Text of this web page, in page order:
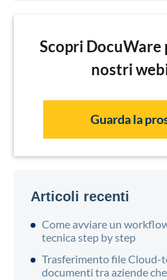
Scopri
nostri
Guarda la
Articoli recenti
Come avviare un
tecnica step by step
Trasferimento file Cloud-
documenti tra aziende